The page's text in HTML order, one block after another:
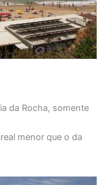
da Rocha, somente
menor que o da